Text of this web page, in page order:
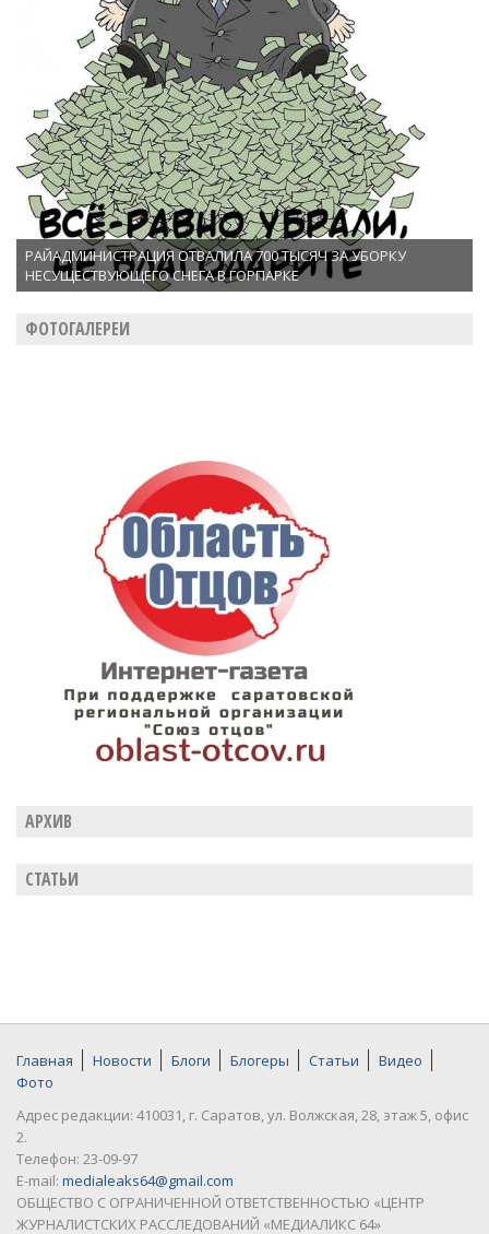
РАЙАДМИНИСТРАЦИЯ ОТВАЛИЛА 700 ТЫСЯЧ ЗА УБОРКУ
НЕСУЩЕСТВУЮЩЕГО СНЕГА В ГОРПАРКЕ
ФОТОГАЛЕРЕИ
АРХИВ
СТАТЬИ
Главная Новости Блоги Блогеры Статьи
Видео
Фото
Адрес редакции: 410031, г. Саратов, ул. Волжская, 28, этаж 5, офис
2.
Телефон: 23-09-97
E-mail: medialeaks64@gmail.com
ОБЩЕСТВО С ОГРАНИЧЕННОЙ ОТВЕТСТВЕННОСТЬЮ «ЦЕНТР
ЖУРНАЛИСТСКИХ РАССЛЕДОВАНИЙ «МЕДИАЛИКС 64»